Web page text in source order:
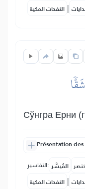
النفحات المكية |
Сўнгра Ерни
Présentation
التفاسير: المُيسَّر
النفحات المكية |